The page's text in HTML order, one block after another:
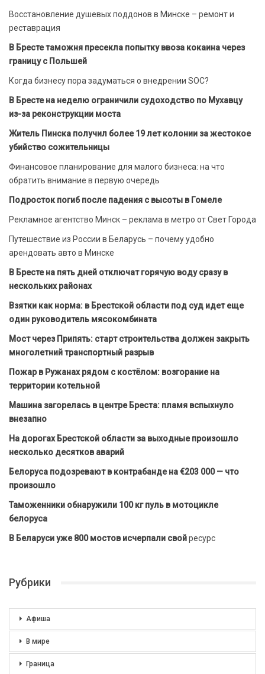
Восстановление душевых поддонов в Минске – ремонт и
реставрация
В Бресте таможня пресекла попытку ввоза кокаина через
границу с Польшей
Когда бизнесу пора задуматься о внедрении SOC?
В Бресте на неделю ограничили судоходство по Мухавцу
из-за реконструкции моста
Житель Пинска получил более 19 лет колонии за жестокое
убийство сожительницы
Финансовое планирование для малого бизнеса: на что
обратить внимание в первую очередь
Подросток погиб после падения с высоты в Гомеле
Рекламное агентство Минск – реклама в метро от Свет Города
Путешествие из России в Беларусь – почему удобно
арендовать авто в Минске
В Бресте на пять дней отключат горячую воду сразу в
нескольких районах
Взятки как норма: в Брестской области под суд идет еще
один руководитель мясокомбината
Мост через Припять: старт строительства должен закрыть
многолетний транспортный разрыв
Пожар в Ружанах рядом с костёлом: возгорание на
территории котельной
Машина загорелась в центре Бреста: пламя вспыхнуло
внезапно
На дорогах Брестской области за выходные произошло
несколько десятков аварий
Белоруса подозревают в контрабанде на €203 000 — что
произошло
Таможенники обнаружили 100 кг пуль в мотоцикле
белоруса
В Беларуси уже 800 мостов исчерпали свойресурс
Рубрики
Афиша
В мире
Граница